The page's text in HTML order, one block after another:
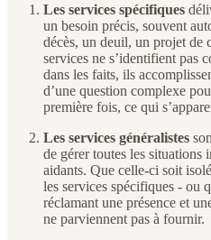
Les services spécifiques
un besoin précis, souvent
décès, un deuil, un projet de
services ne s’identifient pas
dans les faits, ils
d’une question complexe
première fois, ce qui
Les services généralistes
de gérer toutes les situations
aidants. Que celle-ci soit
les services spécifiques - ou
réclamant une présence et
ne parviennent pas à fournir.